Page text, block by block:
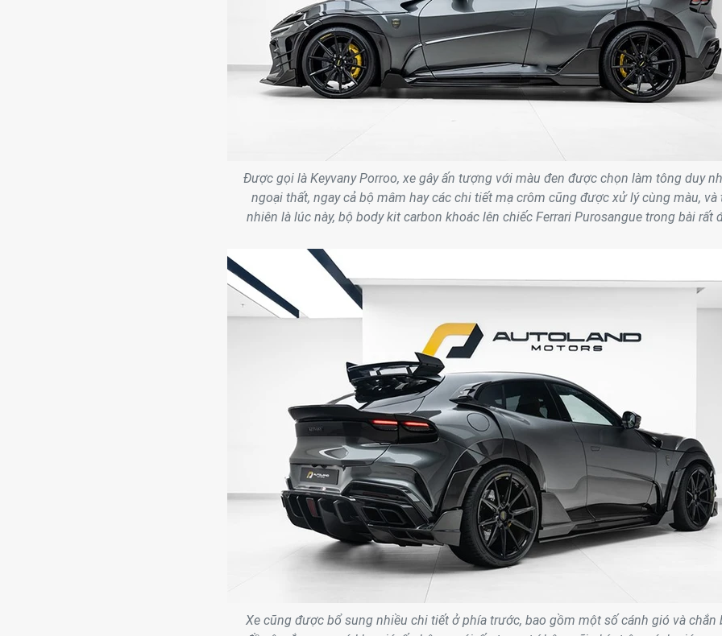
Được gọi là Keyvany Porroo, xe gây ấn tượng với màu đen được chọn làm tông duy
ngoại thất, ngay cả bộ mâm hay các chi tiết mạ crôm cũng được xử lý cùng màu, và
nhiên là lúc này, bộ body kit carbon khoác lên chiếc Ferrari Purosangue trong bài rất
Xe cũng được bổ sung nhiều chi tiết ở phía trước, bao gồm một số cánh gió và chắn